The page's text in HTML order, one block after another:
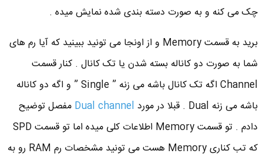
چک می کنه و به صورت دسته بندی شده نمایش میده .
برید به قسمت Memory و از اونجا می تونید ببینید که آیا رم های
شما به صورت دو کاناله بسته شدن یا تک کانال . کنار قسمت
Channel اگه تک کانال باشه می زنه ” Single ” و اگه دو کاناله
باشه می زنه Dual . قبلا در مورد
Dual channel مفصل توضیح
دادم . تو قسمت Memory اطلاعات کلی میده اما تو قسمت SPD
که تب کناری Memory هست می تونید مشخصات رم RAM رو به